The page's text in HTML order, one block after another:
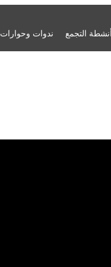
أنشطة التجمع ندوات وحوارات